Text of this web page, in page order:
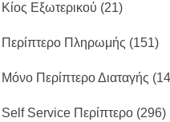
Κίος Εξωτερικού (21)
Περίπτερο Πληρωμής (151)
Μόνο Περίπτερο Διαταγής
Self Service Περίπτερο (296)